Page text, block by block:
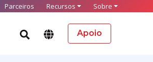
Parceiros Recursos Sobre
Apoio